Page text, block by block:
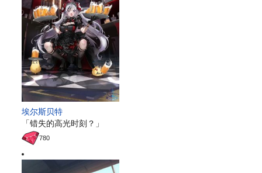
埃尔斯贝特
「错失的高光时刻？」
780